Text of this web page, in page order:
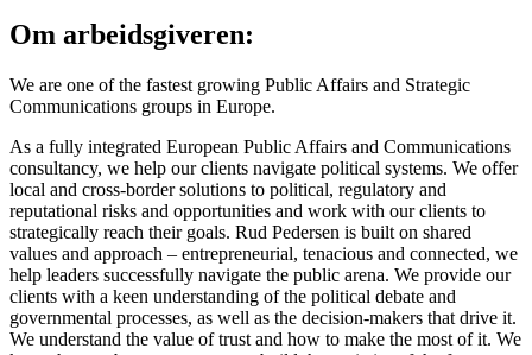
Om arbeidsgiveren:
We are one of the fastest growing Public Affairs and Strategic
Communications groups in Europe.
As a fully integrated European Public Affairs and Communications
consultancy, we help our clients navigate political systems. We offer
local and cross-border solutions to political, regulatory and
reputational risks and opportunities and work with our clients to
strategically reach their goals. Rud Pedersen is built on shared
values and approach – entrepreneurial, tenacious and connected, we
help leaders successfully navigate the public arena. We provide our
clients with a keen understanding of the political debate and
governmental processes, as well as the decision-makers that drive it.
We understand the value of trust and how to make the most of it. We